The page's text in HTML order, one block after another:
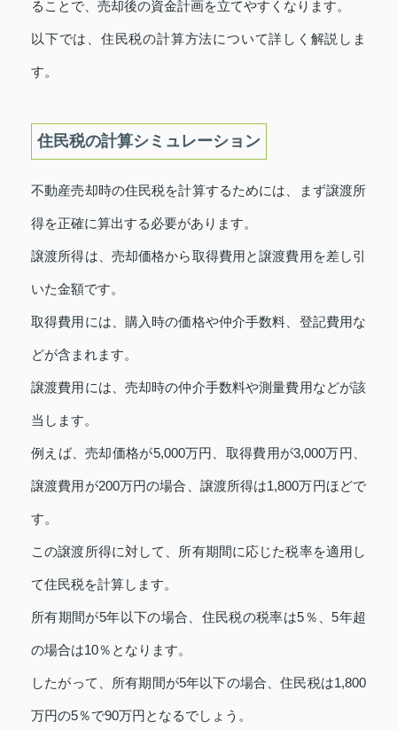
ることで、売却後の資金計画を立てやすくなります。
以下では、住民税の計算方法について詳しく解説しま
す。
住民税の計算シミュレーション
不動産売却時の住民税を計算するためには、まず譲渡所
得を正確に算出する必要があります。
譲渡所得は、売却価格から取得費用と譲渡費用を差し引
いた金額です。
取得費用には、購入時の価格や仲介手数料、登記費用な
どが含まれます。
譲渡費用には、売却時の仲介手数料や測量費用などが該
当します。
例えば、売却価格が5,000万円、取得費用が3,000万円、
譲渡費用が200万円の場合、譲渡所得は1,800万円ほどで
す。
この譲渡所得に対して、所有期間に応じた税率を適用し
て住民税を計算します。
所有期間が5年以下の場合、住民税の税率は5％、5年超
の場合は10％となります。
したがって、所有期間が5年以下の場合、住民税は1,800
万円の5％で90万円となるでしょう。